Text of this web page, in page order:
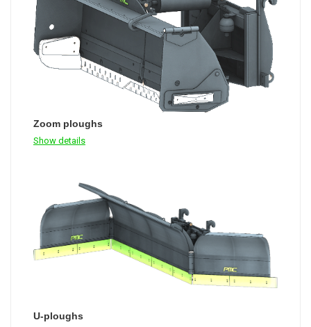
Zoom ploughs
Show details
U-ploughs